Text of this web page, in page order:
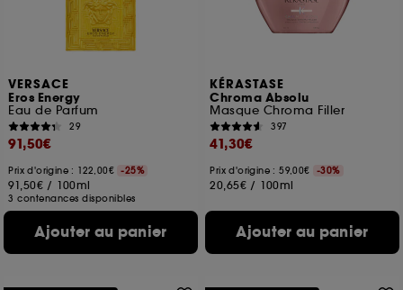
VERSACE
Eros Energy
Eau de Parfum
29
91,50€
Prix d'origine : 122,00€ -25%
91,50€ / 100ml
3 contenances disponibles
Ajouter au panier
KÉRASTASE
Chroma Absolu
Masque Chroma Filler
397
41,30€
Prix d'origine : 59,00€ -30%
20,65€ / 100ml
Ajouter au panier